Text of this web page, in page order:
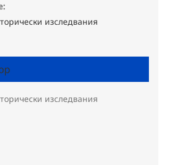
изследвания
изследвания